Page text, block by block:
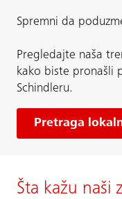
Spremni da
Pregledajte naša
kako biste pronašli
Schindleru.
Pretraga
Šta kažu naši